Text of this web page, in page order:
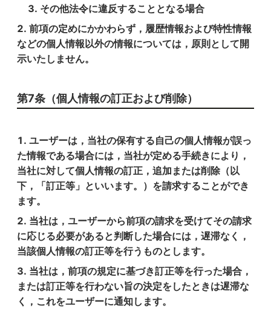
その他法令に違反することとなる場合
前項の定めにかかわらず，履歴情報および特性情報
などの個人情報以外の情報については，原則として開
示いたしません。
第7条（個人情報の訂正および削除）
ユーザーは，当社の保有する自己の個人情報が誤っ
た情報である場合には，当社が定める手続きにより，
当社に対して個人情報の訂正，追加または削除（以
下，「訂正等」といいます。）を請求することができ
ます。
当社は，ユーザーから前項の請求を受けてその請求
に応じる必要があると判断した場合には，遅滞なく，
当該個人情報の訂正等を行うものとします。
当社は，前項の規定に基づき訂正等を行った場合，
または訂正等を行わない旨の決定をしたときは遅滞な
く，これをユーザーに通知します。